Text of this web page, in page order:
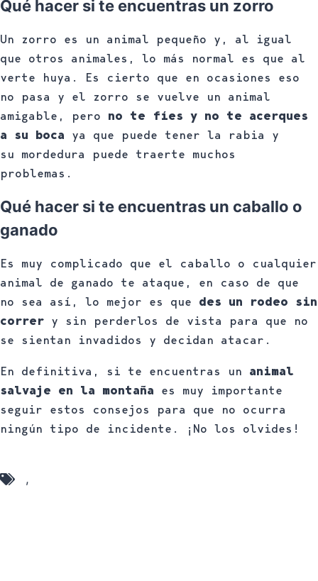
Qué hacer si te encuentras un zorro
Un zorro es un animal pequeño y, al igual
que otros animales, lo más normal es que al
verte huya. Es cierto que en ocasiones eso
no pasa y el zorro se vuelve un animal
amigable, pero no te fíes y no te acerques
a su boca ya que puede tener la rabia y
su mordedura puede traerte muchos
problemas.
Qué hacer si te encuentras un caballo o
ganado
Es muy complicado que el caballo o cualquier
animal de ganado te ataque, en caso de que
no sea así, lo mejor es que des un rodeo sin
correr y sin perderlos de vista para que no
se sientan invadidos y decidan atacar.
En definitiva, si te encuentras un animal
salvaje en la montaña es muy importante
seguir estos consejos para que no ocurra
ningún tipo de incidente. ¡No los olvides!
,